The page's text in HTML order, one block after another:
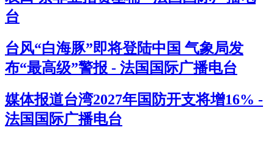
台
台风“白海豚”即将登陆中国 气象局发
布“最高级”警报 - 法国国际广播电台
媒体报道台湾2027年国防开支将增16% -
法国国际广播电台